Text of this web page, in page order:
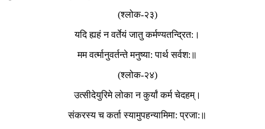
(श्लोक-२३)
यदि ह्यहं न वर्तेयं जातु कर्मण्यतन्द्रित:।
मम वर्त्मानुवर्तन्ते मनुष्या: पार्थ सर्वश:॥
(श्लोक-२४)
उत्सीदेयुरिमे लोका न कुर्यां कर्म चेदहम्।
संकरस्य च कर्ता स्या‍मुपहन्यामिमा: प्रजा:॥